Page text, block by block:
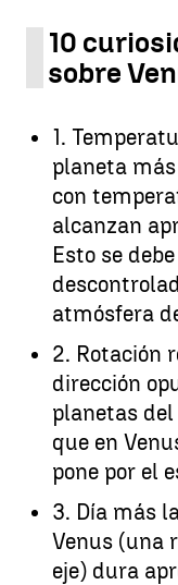
10
sobre
1.
planeta
con
alcanzan
Esto se
atmósfera
2. Rotación
dirección
planetas
que en
pone por el
3. Día más
Venus (una
eje) dura